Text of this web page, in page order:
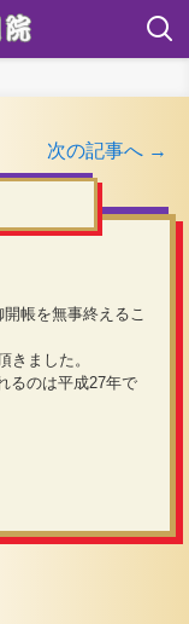
次の記事へ →
帳を無事終えるこ
きました。
るのは平成27年で